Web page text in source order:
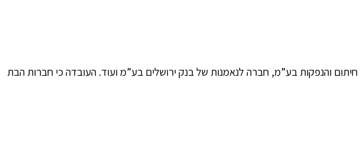
והנפקות בע”מ, חברה לנאמנות של בנק ירושלים בע”מ ועוד. העובדה כי חברות הבת